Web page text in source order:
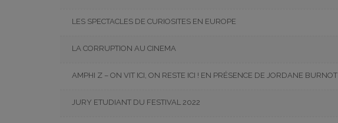
LES SPECTACLES DE CURIOSITES EN EUROPE
LA CORRUPTION AU CINEMA
AMPHI Z – ON VIT ICI, ON RESTE ICI ! EN PRÉSENCE DE JORDANE BURNOT
JURY ETUDIANT DU FESTIVAL 2022